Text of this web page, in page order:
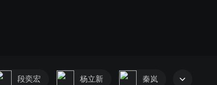
段奕宏 杨立新 秦岚